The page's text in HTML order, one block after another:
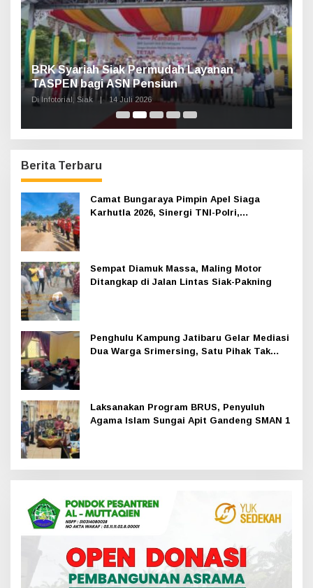
:
BRK Syariah Siak Permudah Layanan
TASPEN bagi ASN Pensiun
Di Infotorial, Siak | 14 Juli 2026
Berita Terbaru
Camat Bungaraya Pimpin Apel Siaga
Karhutla 2026, Sinergi TNI-Polri,
Sempat Diamuk Massa, Maling Motor
Ditangkap di Jalan Lintas Siak-Pakning
Penghulu Kampung Jatibaru Gelar Mediasi
Dua Warga Srimersing, Satu Pihak Tak
Laksanakan Program BRUS, Penyuluh
Agama Islam Sungai Apit Gandeng SMAN 1